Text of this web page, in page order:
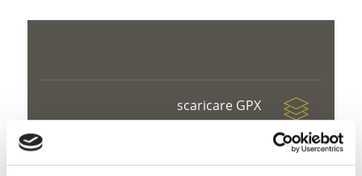
scaricare GPX